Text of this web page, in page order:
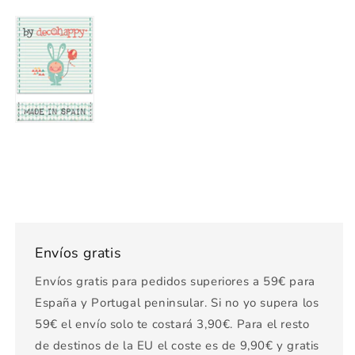
Envíos gratis
Envíos gratis para pedidos superiores a 59€ para
España y Portugal peninsular. Si no yo supera los
59€ el envío solo te costará 3,90€. Para el resto
de destinos de la EU el coste es de 9,90€ y gratis